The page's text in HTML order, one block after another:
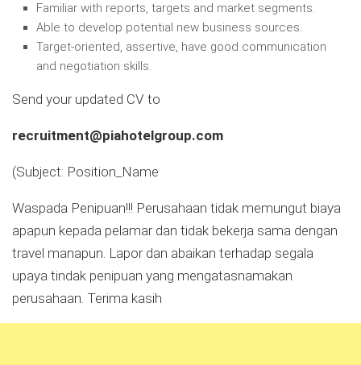
Familiar with reports, targets and market segments.
Able to develop potential new business sources.
Target-oriented, assertive, have good communication
and negotiation skills.
Send your updated CV to
recruitment@piahotelgroup.com
(Subject: Position_Name
Waspada Penipuan!!! Perusahaan tidak memungut biaya
apapun kepada pelamar dan tidak bekerja sama dengan
travel manapun. Lapor dan abaikan terhadap segala
upaya tindak penipuan yang mengatasnamakan
perusahaan. Terima kasih